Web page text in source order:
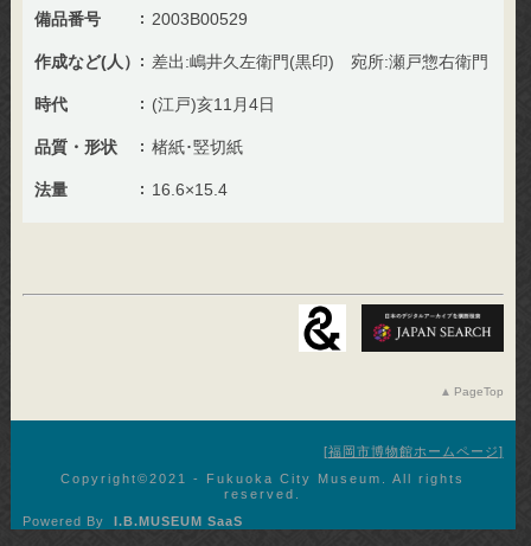
備品番号 2003B00529
作成など(人） 差出:嶋井久左衛門(黒印) 宛所:瀬戸惣右衛門
時代 (江戸)亥11月4日
品質・形状 楮紙･竪切紙
法量 16.6×15.4
PageTop
福岡市博物館ホームページ
Copyright©︎2021 - Fukuoka City Museum. All rights
reserved.
Powered By
I.B.MUSEUM SaaS